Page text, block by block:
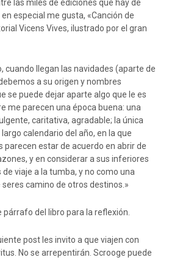
las miles de ediciones que hay de
especial me gusta, «Canción de
Vicens Vives, ilustrado por el gran
cuando llegan las navidades (aparte de
a su origen y nombres
se puede dejar aparte algo que le es
me parecen una época buena: una
caritativa, agradable; la única
calendario del año, en la que
parecen estar de acuerdo en abrir de
y en considerar a sus inferiores
viaje a la tumba, y no como una
camino de otros destinos.»
párrafo del libro para la reflexión.
post les invito a que viajen con
No se arrepentirán. Scrooge puede